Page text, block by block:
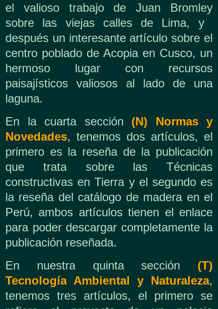
el valioso trabajo de Juan Bromley
sobre las viejas calles de Lima, y ​​
después un interesante artículo sobre el
centro poblado de Acopia en Cusco, un
hermoso lugar con recursos
paisajísticos valiosos al lado de una
laguna.
En la cuarta sección (N) Normas y
Novedades, tenemos dos artículos, el
primero es la reseña de la publicación
que trata sobre las Técnicas
constructivas en Tierra y el segundo es
la reseña del catálogo de madera en el
Perú, ambos artículos tienen el enlace
para poder descargar completamente la
publicación reseñada.
En nuestra quinta sección (T)
Tecnología Ambiental y Naturaleza,
tenemos tres artículos, el primero se